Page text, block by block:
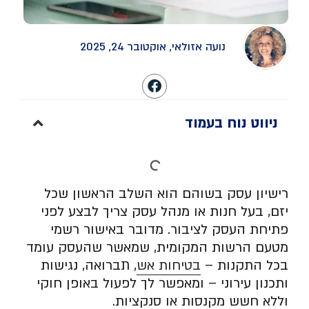
נועה אזולאי, אוקטובר 24, 2025
ניווט נוח בעמוד
רישיון עסק בשוהם הוא השלב הראשון שכל
יזם, בעל חנות או מנהל עסק צריך לבצע לפני
פתיחת העסק לציבור. מדובר באישור רשמי
מטעם הרשות המקומית, שמאשר שהעסק עומד
בכל התקנות – בטיחות אש, תברואה, נגישות
ותכנון עירוני – ומאפשר לך לפעול באופן חוקי
וללא חשש מקנסות או סנקציות.